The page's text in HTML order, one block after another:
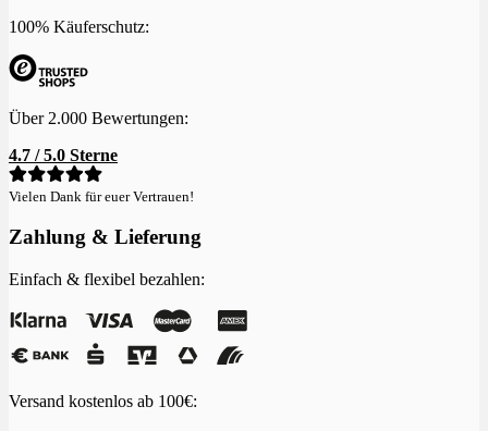
100% Käuferschutz:
Über 2.000 Bewertungen:
4.7 / 5.0 Sterne
Vielen Dank für euer Vertrauen!
Zahlung & Lieferung
Einfach & flexibel bezahlen:
Versand kostenlos ab 100€: